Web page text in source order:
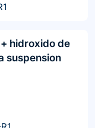
hidroxido de
suspension